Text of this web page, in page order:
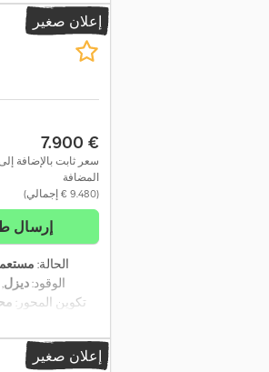
إعلان صغير
‏7.900 €
سعر ثابت بالإضافة
المضافة
(‏9.480 € إجمالي)
إرسال
الحالة:
الوقود:ديزل
, تكوين المحور:
التحميل:7.300 مم
إعلان صغير